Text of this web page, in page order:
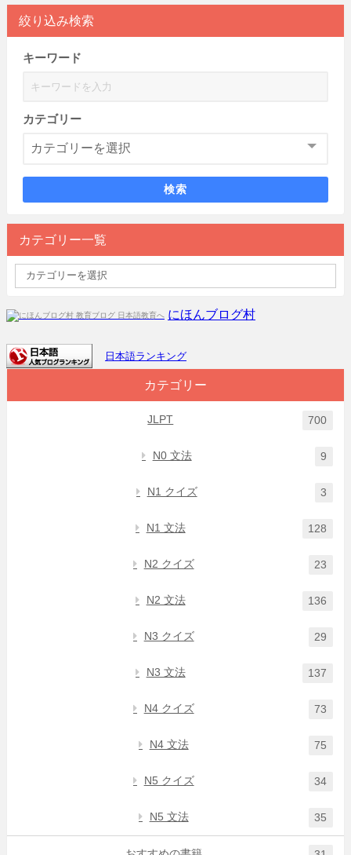
絞り込み検索
キーワード
カテゴリー
検索
カテゴリー一覧
にほんブログ村
日本語ランキング
カテゴリー
JLPT 700
N0 文法 9
N1 クイズ 3
N1 文法 128
N2 クイズ 23
N2 文法 136
N3 クイズ 29
N3 文法 137
N4 クイズ 73
N4 文法 75
N5 クイズ 34
N5 文法 35